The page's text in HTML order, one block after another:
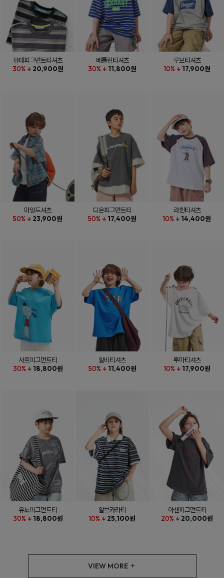
유테피그먼트티셔츠
30% ↓ 20,900원
베를린티셔츠
30% ↓ 11,800원
루브티셔츠
10% ↓ 17,900원
마일드셔츠
50% ↓ 23,900원
디온피그먼트티
50% ↓ 17,400원
라힌티셔츠
10% ↓ 14,400원
사프피그먼트티
30% ↓ 18,800원
알비티셔츠
50% ↓ 11,400원
투마티셔츠
10% ↓ 17,900원
유노피그먼트티
30% ↓ 18,800원
알브카라티
10% ↓ 25,100원
아첸피그먼트티
20% ↓ 20,000원
VIEW MORE